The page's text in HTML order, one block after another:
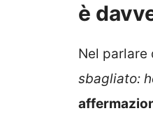
è
Nel parlare
sbagliato: